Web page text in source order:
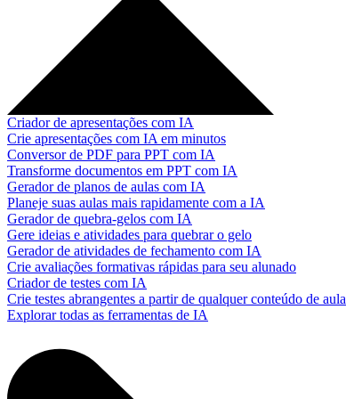
Criador de apresentações com IA
Crie apresentações com IA em minutos
Conversor de PDF para PPT com IA
Transforme documentos em PPT com IA
Gerador de planos de aulas com IA
Planeje suas aulas mais rapidamente com a IA
Gerador de quebra-gelos com IA
Gere ideias e atividades para quebrar o gelo
Gerador de atividades de fechamento com IA
Crie avaliações formativas rápidas para seu alunado
Criador de testes com IA
Crie testes abrangentes a partir de qualquer conteúdo de aula
Explorar todas as ferramentas de IA